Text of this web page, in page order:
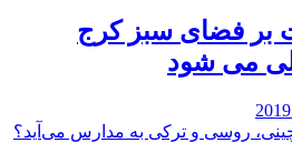
بر فضای سبز کرج
می شود